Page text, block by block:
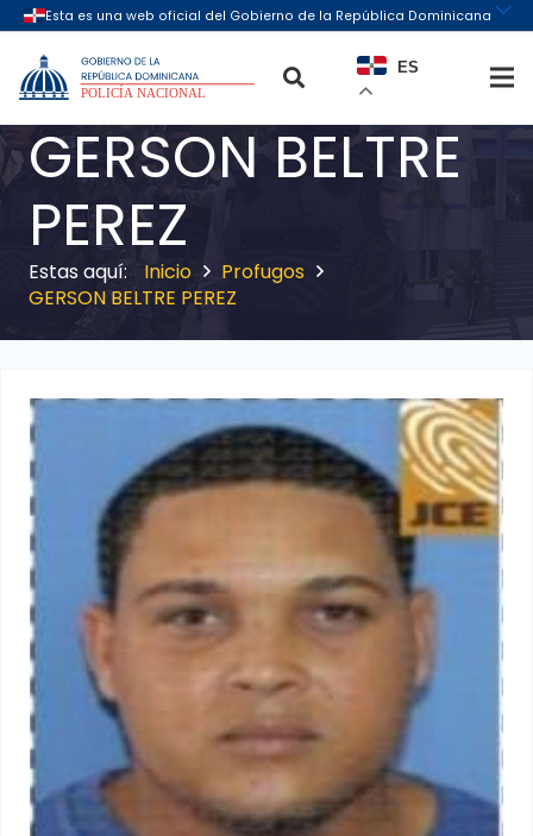
ES
GERSON BELTRE
PEREZ
Inicio
Profugos
GERSON BELTRE PEREZ